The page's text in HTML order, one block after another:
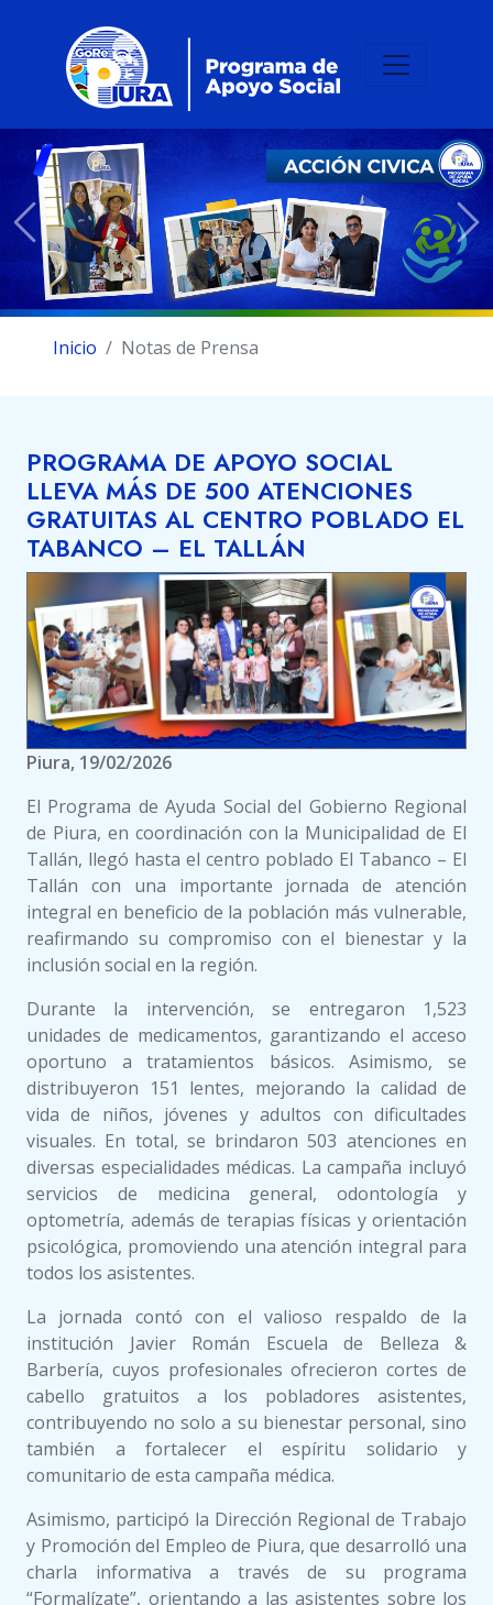
Previous
Inicio Notas de Prensa
PROGRAMA DE APOYO SOCIAL
LLEVA MÁS DE 500 ATENCIONES
GRATUITAS AL CENTRO POBLADO EL
TABANCO – EL TALLÁN
Piura, 19/02/2026
El Programa de Ayuda Social del Gobierno Regional
de Piura, en coordinación con la Municipalidad de El
Tallán, llegó hasta el centro poblado El Tabanco – El
Tallán con una importante jornada de atención
integral en beneficio de la población más vulnerable,
reafirmando su compromiso con el bienestar y la
inclusión social en la región.
Durante la intervención, se entregaron 1,523
unidades de medicamentos, garantizando el acceso
oportuno a tratamientos básicos. Asimismo, se
distribuyeron 151 lentes, mejorando la calidad de
vida de niños, jóvenes y adultos con dificultades
visuales. En total, se brindaron 503 atenciones en
diversas especialidades médicas. La campaña incluyó
servicios de medicina general, odontología y
optometría, además de terapias físicas y orientación
psicológica, promoviendo una atención integral para
todos los asistentes.
La jornada contó con el valioso respaldo de la
institución Javier Román Escuela de Belleza &
Barbería, cuyos profesionales ofrecieron cortes de
cabello gratuitos a los pobladores asistentes,
contribuyendo no solo a su bienestar personal, sino
también a fortalecer el espíritu solidario y
comunitario de esta campaña médica.
Asimismo, participó la Dirección Regional de Trabajo
y Promoción del Empleo de Piura, que desarrolló una
charla informativa a través de su programa
“Formalízate”, orientando a las asistentes sobre los